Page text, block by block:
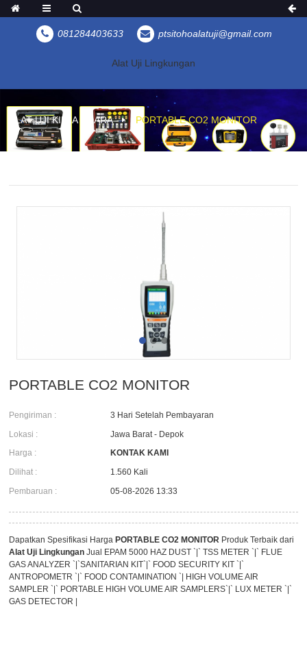
081284403633 ptsitohoalatuji@gmail.com
Alat Uji Lingkungan
ALAT UJI KIMIA UDARA PORTABLE CO2 MONITOR
PORTABLE CO2 MONITOR
Pengiriman :
3 Hari Setelah Pembayaran
Lokasi :
Jawa Barat - Depok
Harga :
KONTAK KAMI
Dilihat :
1.560 Kali
Pembaruan :
05-08-2026 13:33
Dapatkan Spesifikasi Harga PORTABLE CO2 MONITOR Produk Terbaik dari
Alat Uji Lingkungan Jual EPAM 5000 HAZ DUST `|` TSS METER `|` FLUE
GAS ANALYZER `|`SANITARIAN KIT`|` FOOD SECURITY KIT `|`
ANTROPOMETR `|` FOOD CONTAMINATION `| HIGH VOLUME AIR
SAMPLER `|` PORTABLE HIGH VOLUME AIR SAMPLERS`|` LUX METER `|`
GAS DETECTOR |